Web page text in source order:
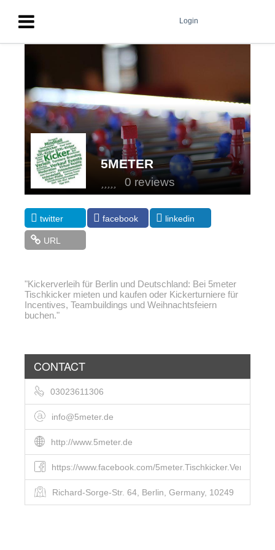
Login
5METER
0 reviews
twitter facebook linkedin
URL
"Kickerverleih für Berlin und Deutschland: Bei 5meter
Tischkicker mieten und kaufen oder Kickerturniere für
Incentives, Teambuildings und Weihnachtsfeiern
buchen."
CONTACT
03023611306
info@5meter.de
http://www.5meter.de
https://www.facebook.com/
Richard-Sorge-Str. 64, Berlin, Germany, 10249